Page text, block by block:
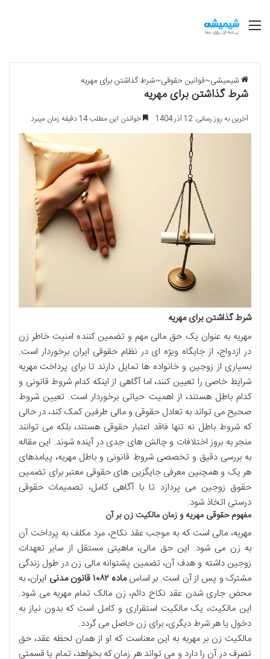
منو
شیمیشی~قوانین حقوقی~شرط گذاشتن برای مهریه
شرط گذاشتن برای مهریه
آخرین به روز رسانی: 12 آذر 1404 خواندن این مطلب 14 دقیقه زمان میبرد
شرط گذاشتن برای مهریه
مهریه به عنوان یک حق مالی مهم و تضمین کننده امنیت خاطر زن
در ازدواج، از جایگاه ویژه ای در نظام حقوقی ایران برخوردار است.
بسیاری از زوجین و خانواده ها تمایل دارند تا برای پرداخت مهریه
شرایط خاصی را تعیین کنند، اما آگاهی از اینکه کدام شروط قانونی و
کدام باطل هستند، از اهمیت حیاتی برخوردار است. تعیین شروط
صحیح می تواند به تعادل حقوقی و مالی طرفین کمک کند، در حالی
که شروط باطل نه تنها فاقد اعتبار حقوقی هستند، بلکه می توانند
منجر به بروز اختلافات و چالش های جدی در آینده شوند. این مقاله
به بررسی دقیق و تخصصی شروط قانونی و باطل مهریه، پیامدهای
هر یک و همچنین معرفی جایگزین های حقوقی معتبر برای تضمین
حقوق زوجین می پردازد تا با آگاهی کامل، تصمیمات حقوقی
درستی اتخاذ شود.
مفهوم حقوقی مهریه و زمان مالکیت زن بر آن
مهریه، مالی است که به موجب عقد نکاح، مرد مکلف به پرداخت آن
به زن می شود. این حق مالی، ماهیتی مستقل از سایر تعهدات
زوجین داشته و هدف آن، تضمین پشتوانه مالی زن در طول زندگی
مشترک و پس از آن است. بر اساسماده ۱۰۸۲ قانون مدنی
ایران، به
محض جاری شدن عقد نکاح دائم، زن مالک تمام مهریه می شود.
این مالکیت، یک مالکیت استقراری و کامل است که بدون نیاز به
دخول یا هر شرط دیگری، برای زن حاصل می گردد.
مالکیت زن بر مهریه به این معناست که او از همان لحظه عقد، حق
تصرف در آن را دارد و می تواند هر زمان که بخواهد، تمام یا قسمتی